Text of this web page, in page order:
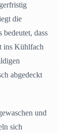
die
dass
ins Kühlfach
abgedeckt
und
sich